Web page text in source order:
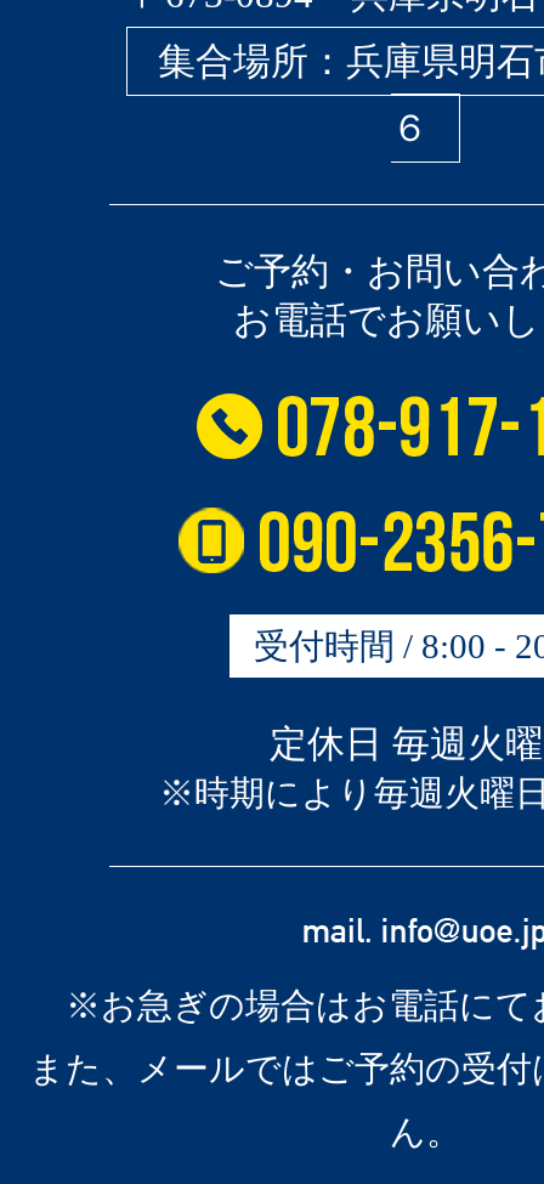
集合場所：兵庫県明
６
ご予約・お問い合
お電話でお願い
受付時間 / 8:00 -
定休日 毎週火
※時期により毎週火曜
※お急ぎの場合はお電話にて
また、メールではご予約の受
ん。